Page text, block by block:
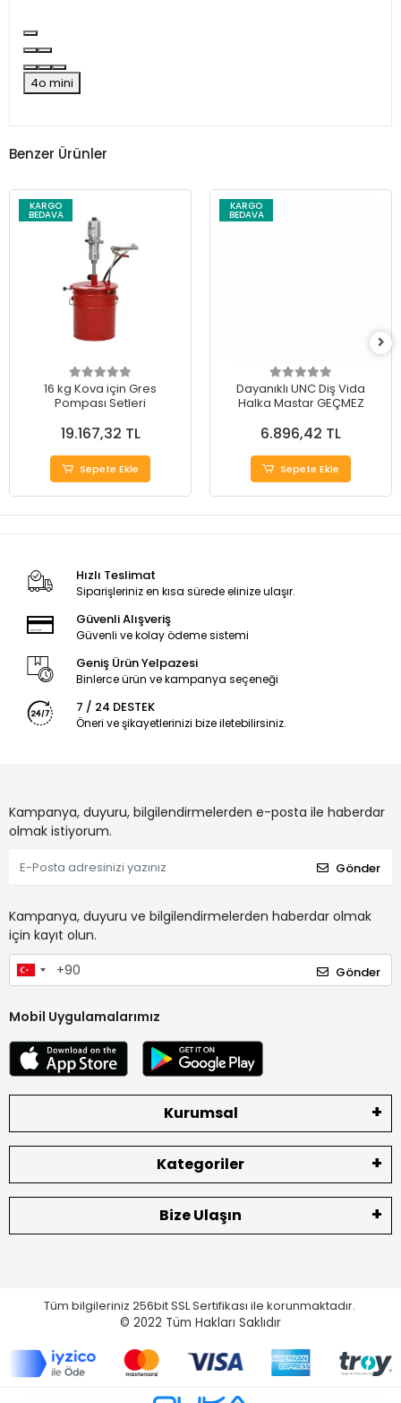
4o mini
Benzer Ürünler
KARGO
BEDAVA
16 kg Kova için Gres
Pompası Setleri
19.167,32 TL
Sepete Ekle
KARGO
BEDAVA
Dayanıklı UNC Diş Vida
Halka Mastar GEÇMEZ
6.896,42 TL
Sepete Ekle
Hızlı Teslimat
Siparişleriniz en kısa sürede elinize ulaşır.
Güvenli Alışveriş
Güvenli ve kolay ödeme sistemi
Geniş Ürün Yelpazesi
Binlerce ürün ve kampanya seçeneği
7 / 24 DESTEK
Öneri ve şikayetlerinizi bize iletebilirsiniz.
Kampanya, duyuru, bilgilendirmelerden e-posta ile haberdar
olmak istiyorum.
Gönder
Kampanya, duyuru ve bilgilendirmelerden haberdar olmak
için kayıt olun.
Gönder
Mobil Uygulamalarımız
Kurumsal
Kategoriler
Bize Ulaşın
Tüm bilgileriniz 256bit SSL Sertifikası ile korunmaktadır.
© 2022 Tüm Hakları Saklıdır